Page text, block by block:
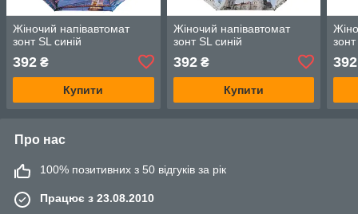
Жіночий напівавтомат
зонт SL синій
392 ₴
Купити
Жіночий напівавтомат
зонт SL синій
392₴
Купити
392
Про нас
100% позитивних з 50 відгуків за рік
Працює з 23.08.2010